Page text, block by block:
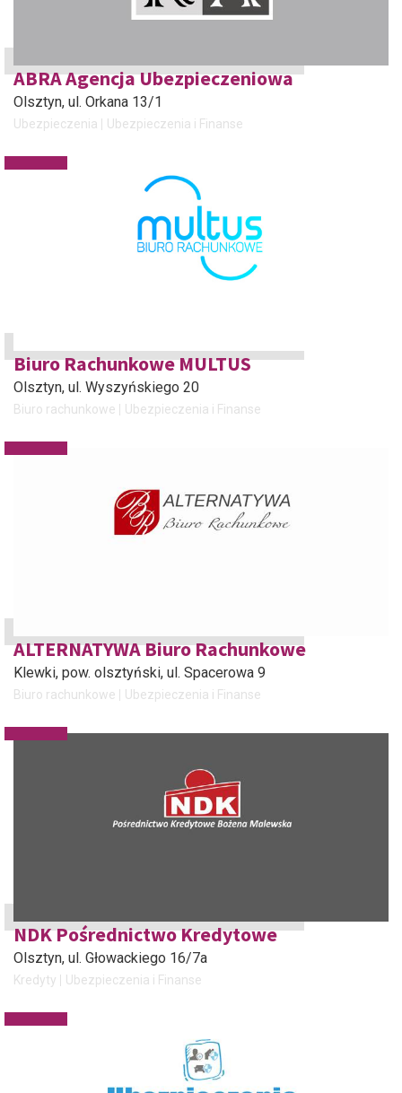
ABRA Agencja Ubezpieczeniowa
Olsztyn, ul. Orkana 13/1
Ubezpieczenia Ubezpieczenia i Finanse
Biuro Rachunkowe MULTUS
Olsztyn, ul. Wyszyńskiego 20
Biuro rachunkowe Ubezpieczenia i Finanse
ALTERNATYWA Biuro Rachunkowe
Klewki, pow. olsztyński, ul. Spacerowa 9
Biuro rachunkowe Ubezpieczenia i Finanse
NDK Pośrednictwo Kredytowe
Olsztyn, ul. Głowackiego 16/7a
Kredyty Ubezpieczenia i Finanse